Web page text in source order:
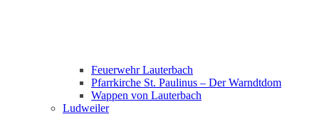
Feuerwehr Lauterbach
Pfarrkirche St. Paulinus – Der Warndtdom
Wappen von Lauterbach
Ludweiler